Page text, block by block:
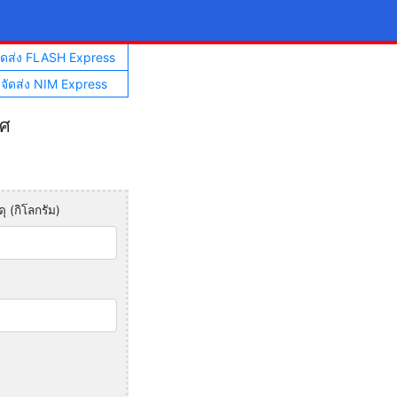
ส่ง FLASH Express
ดส่ง NIM Express
(กิโลกรัม)